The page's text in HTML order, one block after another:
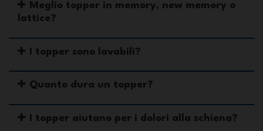
Meglio topper in memory, new memory o
lattice?
I topper sono lavabili?
Quanto dura un topper?
I topper aiutano per i dolori alla schiena?